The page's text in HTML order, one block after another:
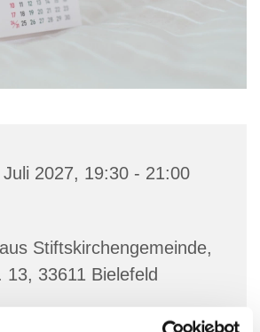
2027, 19:30 - 21:00
Stiftskirchengemeinde,
13, 33611 Bielefeld